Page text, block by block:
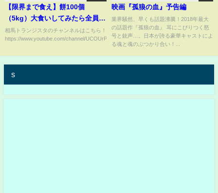
【限界まで食え】餅100個
（5kg）大食いしてみたら全員ダ
ウンして撮影中断になった…
相馬トランジスタのチャンネルはこちら！
https://www.youtube.com/channel/UCOUrPUI25HGfCTImQ...
映画『孤狼の血』予告編
業界騒然、早くも話題沸騰！2018年最大
の話題作『孤狼の血』 耳にこびりつく怒
号と銃声…。日本が誇る豪華キャストによ
る魂と魂のぶつかり合い！...
s